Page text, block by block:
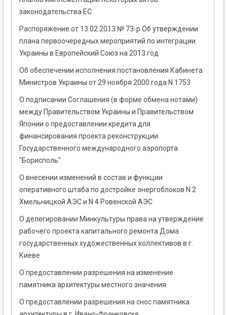
законодательства ЕС
Распоряжение от 13.02.2013 № 73-р Об утверждении
плана первоочередных мероприятий по интеграции
Украины в Европейский Союз на 2013 год
Об обеспечении исполнения постановления Кабинета
Министров Украины от 29 ноября 2000 года N 1753
О подписании Соглашения (в форме обмена нотами)
между Правительством Украины и Правительством
Японии о предоставлении кредита для
финансирования проекта реконструкции
Государственного международного аэропорта
"Борисполь"
О внесении изменений в состав и функции
оперативного штаба по достройке энергоблоков N 2
Хмельницкой АЭС и N 4 Ровенской АЭС
О делегировании Минкультуры права на утверждение
рабочего проекта капитального ремонта Дома
государственных художественных коллективов в г.
Киеве
О предоставлении разрешения на изменение
памятника архитектуры местного значения
О предоставлении разрешения на снос памятника